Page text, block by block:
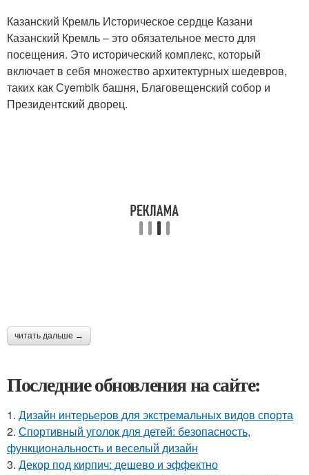
Казанский Кремль Историческое сердце Казани
Казанский Кремль – это обязательное место для
посещения. Это исторический комплекс, который
включает в себя множество архитектурных шедевров,
таких как Сyembik башня, Благовещенский собор и
Президентский дворец.
читать дальше →
Последние обновления на сайте:
1. Дизайн интерьеров для экстремальных видов спорта
2. Спортивный уголок для детей: безопасность,
функциональность и веселый дизайн
3. Декор под кирпич: дешево и эффектно